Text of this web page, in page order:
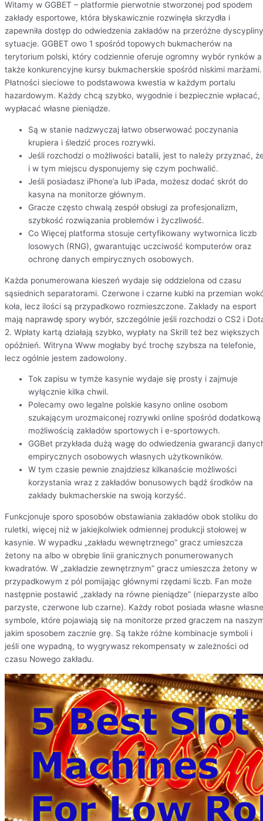
Witamy w GGBET – platformie pierwotnie stworzonej pod spodem
zakłady esportowe, która błyskawicznie rozwinęła skrzydła i
zapewniła dostęp do odwiedzenia zakładów na przeróżne
sytuacje. GGBET owo 1 spośród topowych bukmacherów na
terytorium polski, który codziennie oferuje ogromny wybór rynków a
także konkurencyjne kursy bukmacherskie spośród niskimi marżami.
Płatności sieciowe to podstawowa kwestia w każdym portalu
hazardowym. Każdy chcą szybko, wygodnie i bezpiecznie wpłacać,
wypłacać własne pieniądze.
Są w stanie nadzwyczaj łatwo obserwować poczynania
krupiera i śledzić proces rozrywki.
Jeśli rozchodzi o możliwości batalii, jest to należy przyznać,
i w tym miejscu dysponujemy się czym pochwalić.
Jeśli posiadasz iPhone’a lub iPada, możesz dodać skrót do
kasyna na monitorze głównym.
Gracze często chwalą zespół obsługi za profesjonalizm,
szybkość rozwiązania problemów i życzliwość.
Co Więcej platforma stosuje certyfikowany wytwornica liczb
losowych (RNG), gwarantując uczciwość komputerów oraz
ochronę danych empirycznych osobowych.
Każda ponumerowana kieszeń wydaje się oddzielona od czasu
sąsiednich separatorami. Czerwone i czarne kubki na przemian
koła, lecz ilości są przypadkowo rozmieszczone. Zakłady na esport
mają naprawdę spory wybór, szczególnie jeśli rozchodzi o CS2 i
2. Wpłaty kartą działają szybko, wypłaty na Skrill też bez większych
opóźnień. Witryna Www mogłaby być trochę szybsza na telefonie,
lecz ogólnie jestem zadowolony.
Tok zapisu w tymże kasynie wydaje się prosty i zajmuje
wyłącznie kilka chwil.
Polecamy owo legalne polskie kasyno online osobom
szukającym urozmaiconej rozrywki online spośród dodatkową
możliwością zakładów sportowych i e-sportowych.
GGBet przykłada dużą wagę do odwiedzenia gwarancji
empirycznych osobowych własnych użytkowników.
W tym czasie pewnie znajdziesz kilkanaście możliwości
korzystania wraz z zakładów bonusowych bądź środków na
zakłady bukmacherskie na swoją korzyść.
Funkcjonuje sporo sposobów obstawiania zakładów obok stoliku do
ruletki, więcej niż w jakiejkolwiek odmiennej produkcji stołowej w
kasynie. W wypadku „zakładu wewnętrznego” gracz umieszcza
żetony na albo w obrębie linii granicznych ponumerowanych
kwadratów. W „zakładzie zewnętrznym” gracz umieszcza żetony w
przypadkowym z pól pomijając głównymi rzędami liczb. Fan może
następnie postawić „zakłady na równe pieniądze” (nieparzyste albo
parzyste, czerwone lub czarne). Każdy robot posiada własne własne
symbole, które pojawiają się na monitorze przed graczem na
jakim sposobem zacznie grę. Są także różne kombinacje symboli i
jeśli one wypadną, to wygrywasz rekompensaty w zależności od
czasu Nowego zakładu.